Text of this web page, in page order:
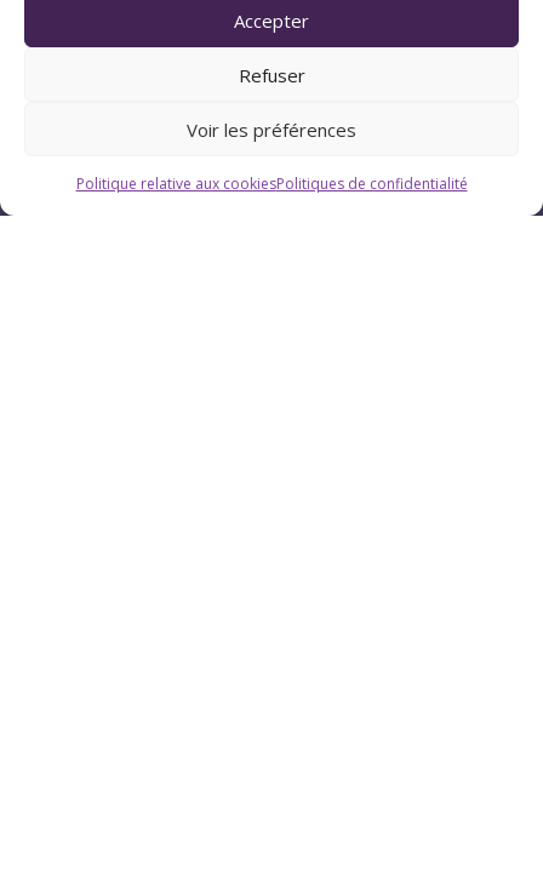
Accepter
Refuser
Voir les préférences
Politique relative aux cookiesPolitiques de confidentialité
Horaires
Du lundi au vendredi : 9h-12h / 13h-18h
Le samedi : 9h-12h